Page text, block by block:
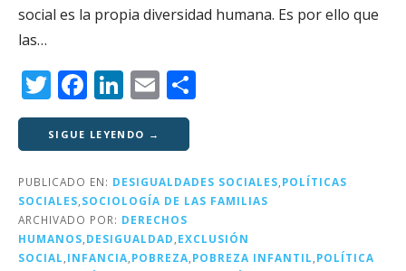
social es la propia diversidad humana. Es por ello que
las…
T
w
it
te
r
F
a
c
e
b
o
o
Li
n
k
e
dI
n
E
m
ai
l p
a
rt
ir
SIGUE LEYENDO →
PUBLICADO EN: DESIGUALDADES SOCIALES POLÍTICAS
SOCIALES SOCIOLOGÍA DE LAS FAMILIAS
ARCHIVADO POR: DERECHOS
HUMANOS DESIGUALDAD EXCLUSIÓN
SOCIAL INFANCIA POBREZA POBREZA INFANTIL POLÍTICA